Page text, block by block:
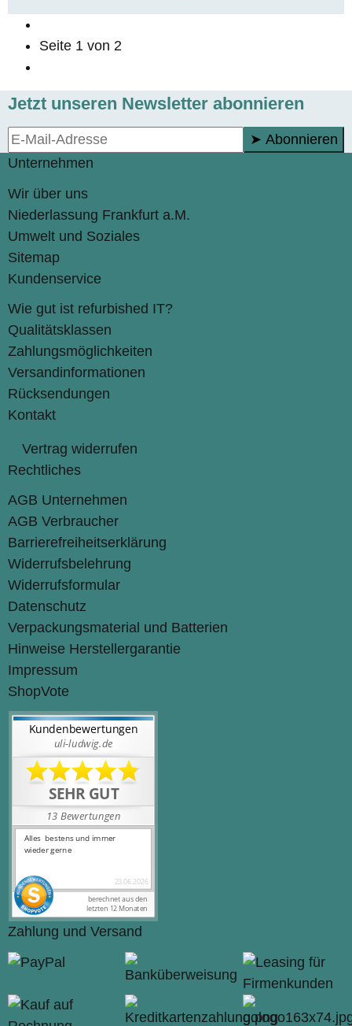
Seite 1 von 2
Jetzt unseren Newsletter abonnieren
➤ Abonnieren
Unternehmen
Wir über uns
Niederlassung Frankfurt a.M.
Umwelt und Soziales
Sitemap
Kundenservice
Wie gut ist refurbished IT?
Qualitätsklassen
Zahlungsmöglichkeiten
Versandinformationen
Rücksendungen
Kontakt
Vertrag widerrufen
Rechtliches
AGB Unternehmen
AGB Verbraucher
Barrierefreiheitserklärung
Widerrufsbelehrung
Widerrufsformular
Datenschutz
Verpackungsmaterial und Batterien
Hinweise Herstellergarantie
Impressum
ShopVote
Zahlung und Versand